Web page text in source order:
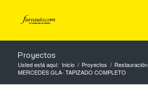
Proyectos
Usted está aquí: Inicio / Proyectos / Restauración
MERCEDES GLA- TAPIZADO COMPLETO